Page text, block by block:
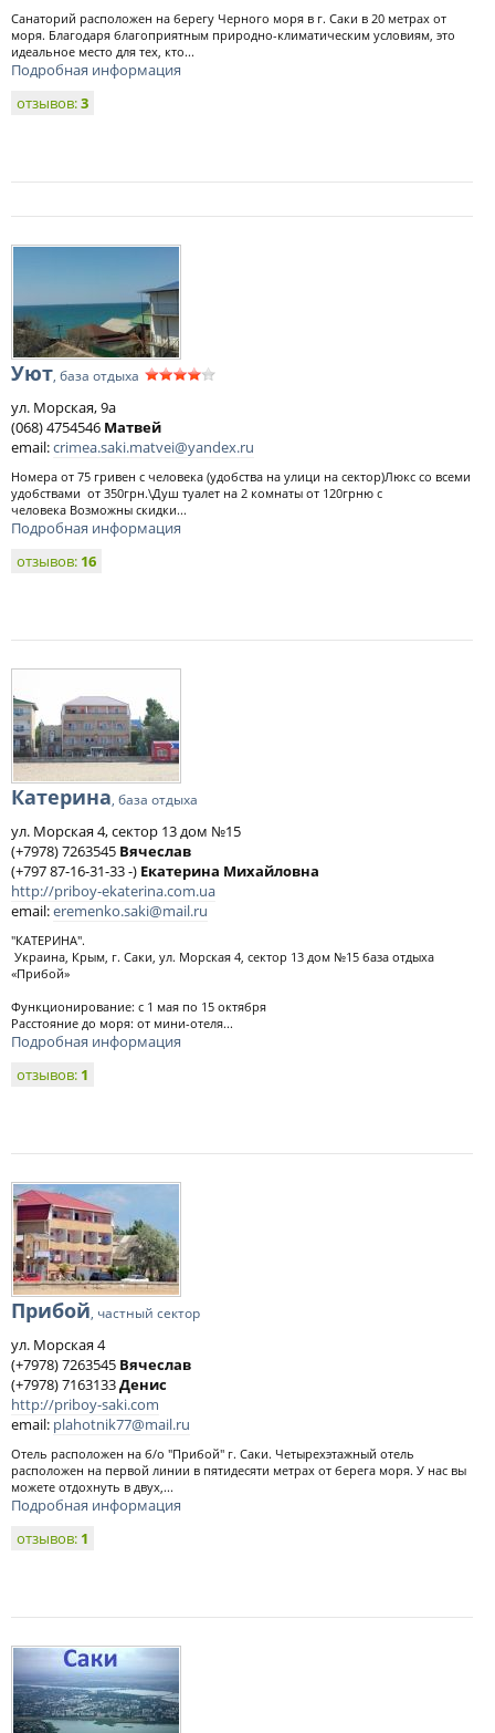
Санаторий расположен на берегу Черного моря в г. Саки в 20 метрах от
моря. Благодаря благоприятным природно-климатическим условиям, это
идеальное место для тех, кто...
Подробная информация
отзывов:3
Уют, база отдыха
ул. Морская, 9а
(068) 4754546 Матвей
email:crimea.saki.matvei@yandex.ru
Номера от 75 гривен с человека (удобства на улици на сектор)Люкс со всеми
удобствами от 350грн.\Душ туалет на 2 комнаты от 120грню с
человека Bозможны скидки...
Подробная информация
отзывов: 16
Катерина, база отдыха
ул. Морская 4, сектор 13 дом №15
(+7978) 7263545 Вячеслав
(+797 87-16-31-33 -) Екатерина Михайловна
http://priboy-ekaterina.com.ua
email:eremenko.saki@mail.ru
"КАТЕРИНА".
Украина, Крым, г. Саки, ул. Морская 4, сектор 13 дом №15 база отдыха
«Прибой»
Функционирование: с 1 мая по 15 октября
Расстояние до моря: от мини-отеля...
Подробная информация
отзывов: 1
Прибой, частный сектор
ул. Морская 4
(+7978) 7263545 Вячеслав
(+7978) 7163133Денис
http://priboy-saki.com
email: plahotnik77@mail.ru
Отель расположен на б/о "Прибой" г. Саки. Четырехэтажный отель
расположен на первой линии в пятидесяти метрах от берега моря. У нас вы
можете отдохнуть в двух,...
Подробная информация
отзывов: 1